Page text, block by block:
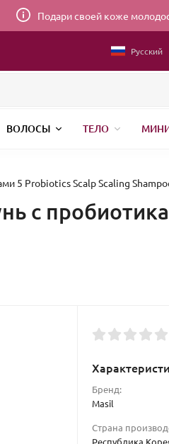
Подари своей коже
Русский
ВОЛОСЫ ТЕЛО
5 Probiotics Scalp Scaling
с
Бренд:
Masil
Страна
Республика